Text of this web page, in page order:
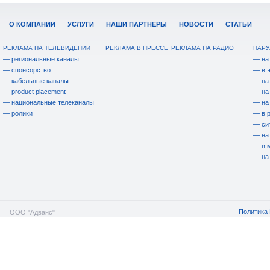
О КОМПАНИИ УСЛУГИ НАШИ ПАРТНЕРЫ НОВОСТИ СТАТЬИ
РЕКЛАМА НА ТЕЛЕВИДЕНИИ
— региональные каналы
— спонсорство
— кабельные каналы
— product placement
— национальные телеканалы
— ролики
РЕКЛАМА В ПРЕССЕ РЕКЛАМА НА РАДИО
— на
— в
— на
— на
— на
— в
—
— на
— в
— на
ООО "Адванс" Политика